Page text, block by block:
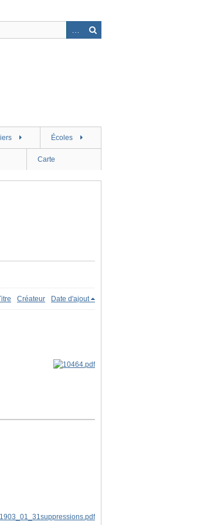
Écoles
Carte
Créateur Date d'ajout